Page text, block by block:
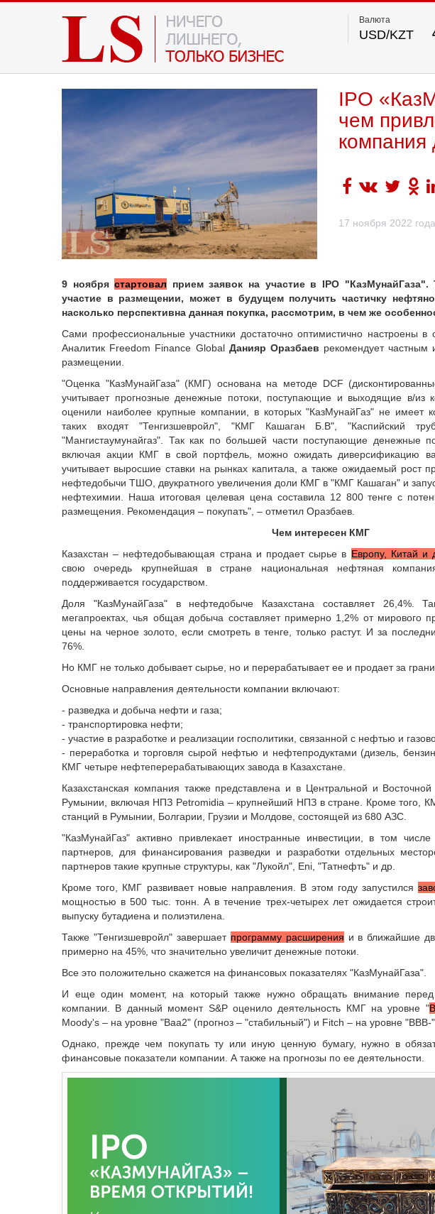
Валюта
USD/KZT
IPO
чем
компания
17 ноября 2022 года
9 ноябрястартовал прием заявок на участие в IPO
участие в размещении, может в будущем получить частичку
насколько перспективна данная покупка, рассмотрим, в чем же
Сами профессиональные участники достаточно оптимистично настроены в
Аналитик Freedom Finance Global Данияр Оразбаев рекомендует частным
размещении.
"Оценка "КазМунайГаза" (КМГ) основана на методе DCF
учитывает прогнозные денежные потоки, поступающие и выходящие в/из
оценили наиболее крупные компании, в которых "КазМунайГаз" не имеет
таких входят "Тенгизшевройл", "КМГ Кашаган Б.В", "Каспийский
"Мангистаумунайгаз". Так как по большей части поступающие денежные
включая акции КМГ в свой портфель, можно ожидать диверсификацию
учитывает выросшие ставки на рынках капитала, а также ожидаемый рост
нефтедобычи ТШО, двукратного увеличения доли КМГ в "КМГ Кашаган" и
нефтехимии. Наша итоговая целевая цена составила 12 800 тенге с
размещения. Рекомендация – покупать", – отметил Оразбаев.
Чем интересен КМГ
Казахстан – нефтедобывающая страна и продает сырье в Европу, Китай и
свою очередь крупнейшая в стране национальная нефтяная
поддерживается государством.
Доля "КазМунайГаза" в нефтедобыче Казахстана составляет 26,4%.
мегапроектах, чья общая добыча составляет примерно 1,2% от мирового
цены на черное золото, если смотреть в тенге, только растут. И за
76%.
Но КМГ не только добывает сырье, но и перерабатывает ее и продает за
Основные направления деятельности компании включают:
- разведка и добыча нефти и газа;
- транспортировка нефти;
- участие в разработке и реализации госполитики, связанной с нефтью и
- переработка и торговля сырой нефтью и нефтепродуктами (дизель,
КМГ четыре нефтеперерабатывающих завода в Казахстане.
Казахстанская компания также представлена и в Центральной и
Румынии, включая НПЗ Petromidia – крупнейший НПЗ в стране. Кроме того,
станций в Румынии, Болгарии, Грузии и Молдове, состоящей из 680 АЗС.
"КазМунайГаз" активно привлекает иностранные инвестиции, в том числе
партнеров, для финансирования разведки и разработки отдельных
партнеров такие крупные структуры, как "Лукойл", Eni, "Татнефть" и др.
Кроме того, КМГ развивает новые направления. В этом году запустился
мощностью в 500 тыс. тонн. А в течение трех-четырех лет ожидается
выпуску бутадиена и полиэтилена.
Также "Тенгизшевройл" завершает программу расширения и в ближайшие
примерно на 45%, что значительно увеличит денежные потоки.
Все это положительно скажется на финансовых показателях "КазМунайГаза".
И еще один момент, на который также нужно обращать внимание перед
компании. В данный момент S&P оценило деятельность КМГ на уровне "
Moody's – на уровне "Baa2" (прогноз – "стабильный") и Fitch – на уровне "BBB-
Однако, прежде чем покупать ту или иную ценную бумагу, нужно в
финансовые показатели компании. А также на прогнозы по ее деятельности.